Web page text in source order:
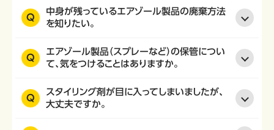
Q
中身が残っているエアゾール製品の廃棄方法
を知りたい。
Q
エアゾール製品（スプレーなど）の保管につい
て、気をつけることはありますか。
Q
スタイリング剤が目に入ってしまいましたが、
大丈夫ですか。